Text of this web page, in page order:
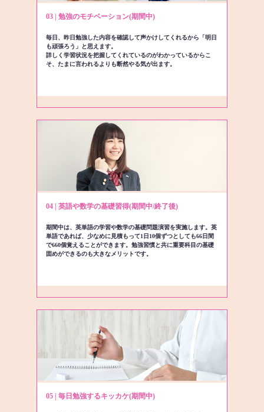
03 | 勉強のモチベーション(期間中)
毎日、昨日勉強した内容を確認して声かけしてくれるから「明日
も頑張ろう」と思えます。
詳しく学習状況を把握してくれているのがわかっているからこ
そ、たまに言われるよりも断然やる気が出ます。
04 | 英語や数学の基礎習得(期間中/終了後)
期間中は、英単語の学習や数学の基礎問題演習を実施します。英
単語であれば、少なめに見積もって1日10個ずつとしても66日間
で660個覚えることができます。勉強習慣と共に重要科目の基礎
固めができるのも大きなメリットです。
05 | 毎日勉強するキッカケ(期間中)